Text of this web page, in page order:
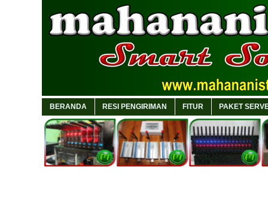
BERANDA RESI PENGIRIMAN FITUR PAKET